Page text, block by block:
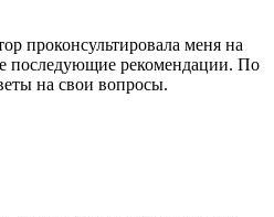
проконсультировала меня на
последующие рекомендации. По
на свои вопросы.